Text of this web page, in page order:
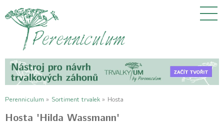
Perenniculum » Sortiment trvalek » Hosta
Hosta 'Hilda Wassmann'